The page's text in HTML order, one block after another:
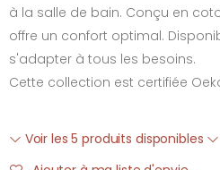
à la salle de bain. Conçu en
offre un confort optimal.
s'adapter à tous les besoins.
Cette collection est certifiée
Voir les 5 produits disponibles